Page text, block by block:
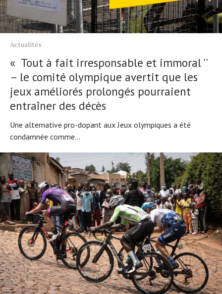
Actualités
« Tout à fait irresponsable et immoral ''
– le comité olympique avertit que les
jeux améliorés prolongés pourraient
entraîner des décès
Une alternative pro-dopant aux Jeux olympiques a été
condamnée comme...